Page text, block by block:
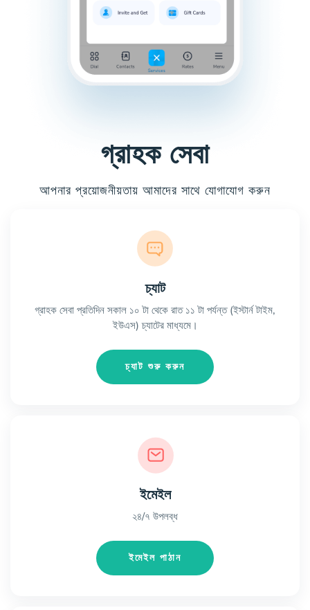
গ্রাহক সেবা
আপনার প্রয়োজনীয়তায় আমাদের সাথে যোগাযোগ করুন
চ্যাট
গ্রাহক সেবা প্রতিদিন সকাল ১০ টা থেকে রাত ১১ টা পর্যন্ত (ইস্টার্ন টাইম,
ইউএস) চ্যাটের মাধ্যমে।
চ্যাট শুরু করুন
ইমেইল
২৪/৭ উপলব্ধ
ইমেইল পাঠান